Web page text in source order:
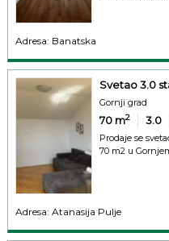
Adresa: Banatska
Svetao 3.0
Gornji grad
70 m2 3.0
Prodaje se
70 m2 u
Adresa: Atanasija Pulje